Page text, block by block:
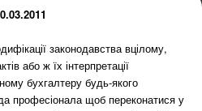
законодавства вцілому,
або ж їх інтерпретації
бухгалтеру будь-якого
професіонала щоб переконатися у